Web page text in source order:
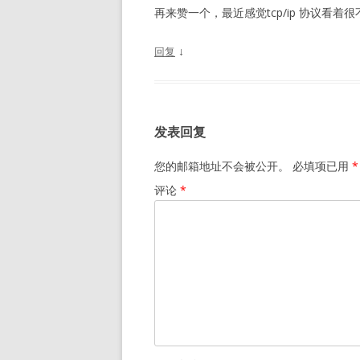
再来赞一个，最近感觉tcp/ip 协议看着很
回复 ↓
发表回复
您的邮箱地址不会被公开。 必填项已用 *
评论 *